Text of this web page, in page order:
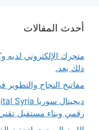
أحدث المقالات
متجرك الإلكتروني لديه
ذلك بعد.
مفاتيح النجاح والتطوير
رقمي وبناء مستقبل